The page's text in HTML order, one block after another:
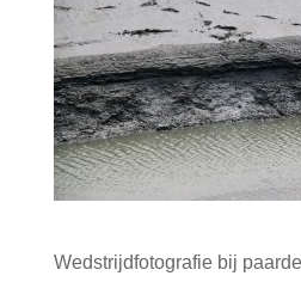
Wedstrijdfotografie bij